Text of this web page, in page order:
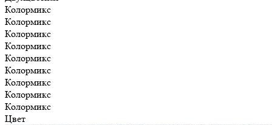
Колормикс
Колормикс
Колормикс
Колормикс
Колормикс
Колормикс
Колормикс
Колормикс
Колормикс
Цвет